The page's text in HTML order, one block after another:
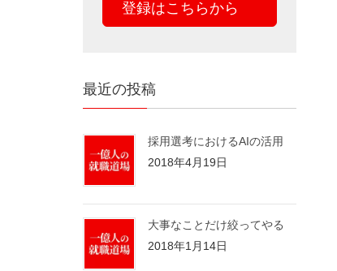
登録はこちらから
最近の投稿
採用選考におけるAIの活用
2018年4月19日
大事なことだけ絞ってやる
2018年1月14日